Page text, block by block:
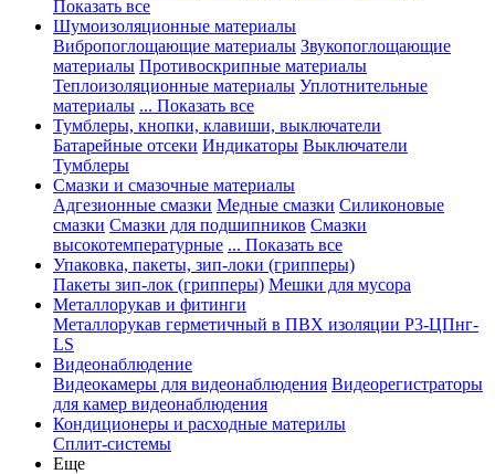
Показать все
Шумоизоляционные материалы
Вибропоглощающие материалы Звукопоглощающие
материалы Противоскрипные материалы
Теплоизоляционные материалы Уплотнительные
материалы ... Показать все
Тумблеры, кнопки, клавиши, выключатели
Батарейные отсеки Индикаторы Выключатели
Тумблеры
Смазки и смазочные материалы
Адгезионные смазки Медные смазки Силиконовые
смазки Смазки для подшипников Смазки
высокотемпературные ... Показать все
Упаковка, пакеты, зип-локи (грипперы)
Пакеты зип-лок (грипперы) Мешки для мусора
Металлорукав и фитинги
Металлорукав герметичный в ПВХ изоляции Р3-ЦПнг-
LS
Видеонаблюдение
Видеокамеры для видеонаблюдения Видеорегистраторы
для камер видеонаблюдения
Кондиционеры и расходные материлы
Сплит-системы
Еще